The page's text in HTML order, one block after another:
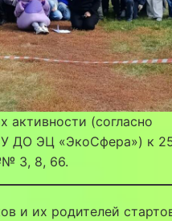
активности (согласно
ДО ЭЦ «ЭкоСфера») к
3, 8, 66.
и их родителей